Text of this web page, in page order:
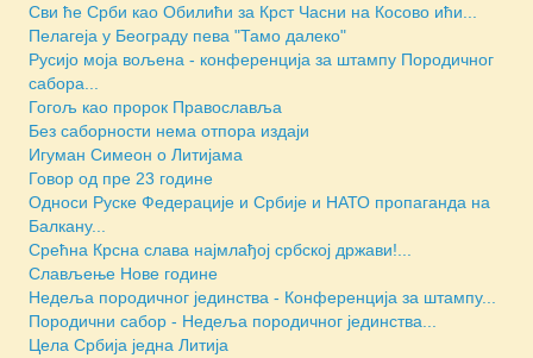
Сви ће Срби као Обилићи за Крст Часни на Косово ићи...
Пелагеја у Београду пева "Тамо далеко"
Русијо моја вољена - конференција за штампу Породичног
сабора...
Гогољ као пророк Православља
Без саборности нема отпора издаји
Игуман Симеон о Литијама
Говор од пре 23 године
Односи Руске Федерације и Србије и НАТО пропаганда на
Балкану...
Срећна Крсна слава најмлађој србској држави!...
Слављење Нове године
Недеља породичног јединства - Конференција за штампу...
Породични сабор - Недеља породичног јединства...
Цела Србија једна Литија